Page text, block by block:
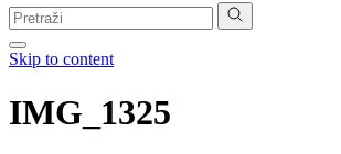
Pretraga:
Skip to content
IMG_1325